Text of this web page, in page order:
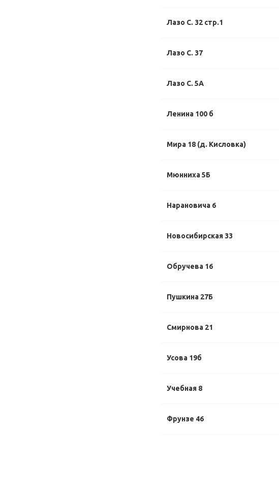
Лазо С. 32 стр.1
Лазо С. 37
Лазо С. 5А
Ленина 100 б
Мира 18 (д. Кисловка)
Мюнниха 5Б
Нарановича 6
Новосибирская 33
Обручева 16
Пушкина 27Б
Смирнова 21
Усова 19б
Учебная 8
Фрунзе 46